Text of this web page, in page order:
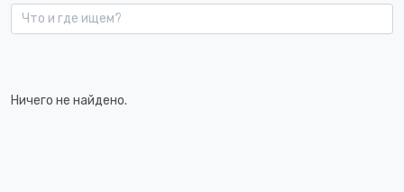
Ничего не найдено.